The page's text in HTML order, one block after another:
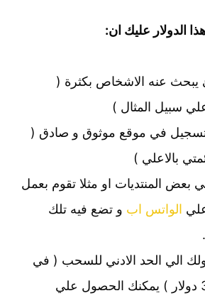
عليك ان:
عنه الاشخاص بكثرة (
سبيل المثال )
في موقع موثوق و صادق (
بالاعلي )
المنتديات او مثلا تقوم بعمل
الواتس ابو تضع فيه تلك
الي الحد الادني للسحب ( في
3 دولار ) يمكنك الحصول علي